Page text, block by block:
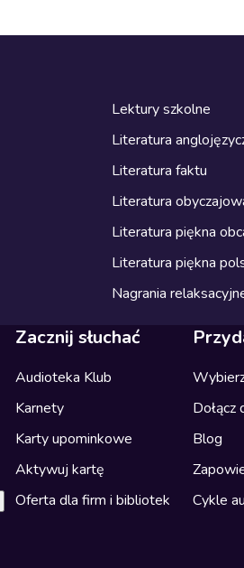
Lektury szkolne
Literatura
Literatura faktu
Literatura
Literatura piękna
Literatura piękna
Nagrania
Zacznij słuchać
Audioteka Klub
Karnety
Karty upominkowe
Aktywuj kartę
Oferta dla firm i bibliotek
Blog
Cykle